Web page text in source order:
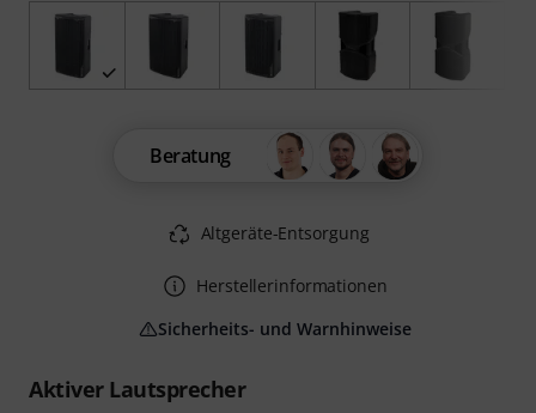
Aktiver Lautsprecher
Beratung
Altgeräte-Entsorgung
Herstellerinformationen
Sicherheits- und Warnhinweise